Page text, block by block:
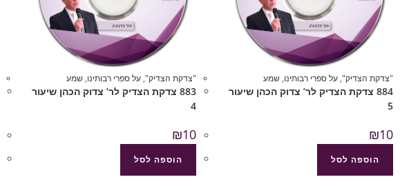
"צדקת הצדיק", על ספרי רבותינו, שמע
884 צדקת הצדיק לר’ צדוק הכהן שיעור
5
₪10
הוספה לסל
"צדקת הצדיק", על ספרי רבותינו, שמע
883 צדקת הצדיק לר’ צדוק הכהן שיעור
4
₪10
הוספה לסל